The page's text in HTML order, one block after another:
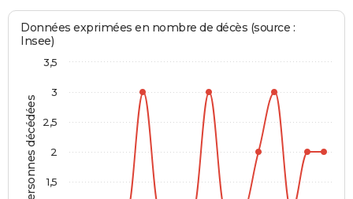
Personnes décédées
Données exprimées en nombre de décès (source :
Insee)
1,5
2
2,5
3
3,5